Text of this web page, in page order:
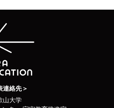
連絡先＞
山大学